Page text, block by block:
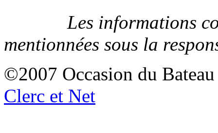
Les informations
mentionnées sous la
©2007 Occasion du
Clerc et Net